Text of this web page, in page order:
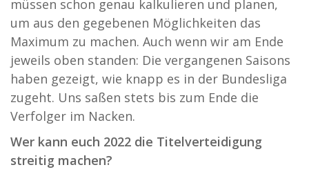
müssen schon genau kalkulieren und planen,
um aus den gegebenen Möglichkeiten das
Maximum zu machen. Auch wenn wir am Ende
jeweils oben standen: Die vergangenen Saisons
haben gezeigt, wie knapp es in der Bundesliga
zugeht. Uns saßen stets bis zum Ende die
Verfolger im Nacken.
Wer kann euch 2022 die Titelverteidigung
streitig machen?